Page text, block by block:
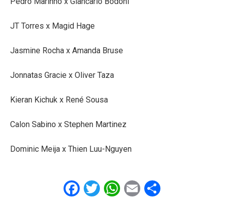
JT Torres x Magid Hage
Jasmine Rocha x Amanda Bruse
Jonnatas Gracie x Oliver Taza
Kieran Kichuk x René Sousa
Calon Sabino x Stephen Martinez
Dominic Meija x Thien Luu-Nguyen
Facebook
Twitter
WhatsApp
EmailShare